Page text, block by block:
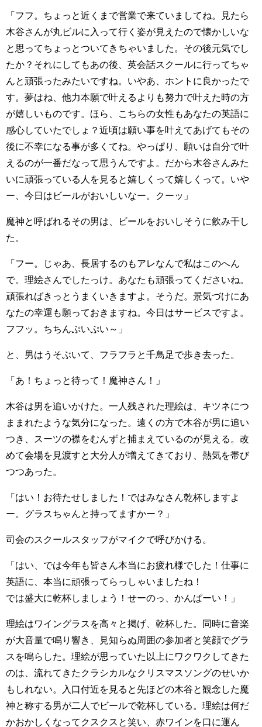
「フフ。ちょっと近くまで営業で来ていましてね。見たら
木谷さんが丸ビルに入って行く姿が見えたので懐かしいな
と思ってちょっとついてきちゃいました。その後元気でし
たか？それにしてもあの後、英会話スクールに行ってちゃ
んと頑張ったみたいですね。いやあ、ホントに良かったで
す。夢はね、他力本願で叶えるよりも努力で叶えた時の方
が嬉しいものです。ほら、こちらの女性もあなたの英語に
感心していたでしょ？近頃は願い事を叶えてあげてもその
後に不幸になる事が多くてね。やっぱり、願いは自分で叶
えるのが一番だなって思うんですよ。だから木谷さんみた
いに頑張っている人を見ると嬉しくって嬉しくって。いや
ー、今日はビールがおいしいなー。クーッ」
魔神と呼ばれるその男は、ビールをおいしそうに飲み干し
た。
「フー。じゃあ、長居するのもアレなんで私はこのへん
で。理絵さんでしたっけ。あなたも頑張ってくださいね。
頑張ればきっとうまくいきますよ。そうだ。景気づけにあ
なたの幸運も願っておきますね。今日はサービスですよ。
フフッ。ちちんぷいぷい～」
と、男はうそぶいて、フラフラと千鳥足で歩き去った。
「あ！ちょっと待って！魔神さん！」
木谷は男を追いかけた。一人残された理絵は、キツネにつ
ままれたような気分になった。遠くの方で木谷が男に追い
つき、スーツの襟をむんずと捕まえているのが見える。改
めて会場を見渡すと大分人が増えてきており、熱気を帯び
つつあった。
「はい！お待たせしました！ではみなさん乾杯しますよ
ー。グラスちゃんと持ってますかー？」
司会のスクールスタッフがマイクで呼びかける。
「はい、では今年も皆さん本当にお疲れ様でした！仕事に
英語に、本当に頑張ってらっしゃいましたね！
では盛大に乾杯しましょう！せーのっ、かんぱーい！」
理絵はワイングラスを高々と掲げ、乾杯した。同時に音楽
が大音量で鳴り響き、見知らぬ周囲の参加者と笑顔でグラ
スを鳴らした。理絵が思っていた以上にワクワクしてきた
のは、流れてきたクラシカルなクリスマスソングのせいか
もしれない。入口付近を見ると先ほどの木谷と観念した魔
神と称する男が二人でビールで乾杯している。理絵は何だ
かおかしくなってクスクスと笑い、赤ワインを口に運ん